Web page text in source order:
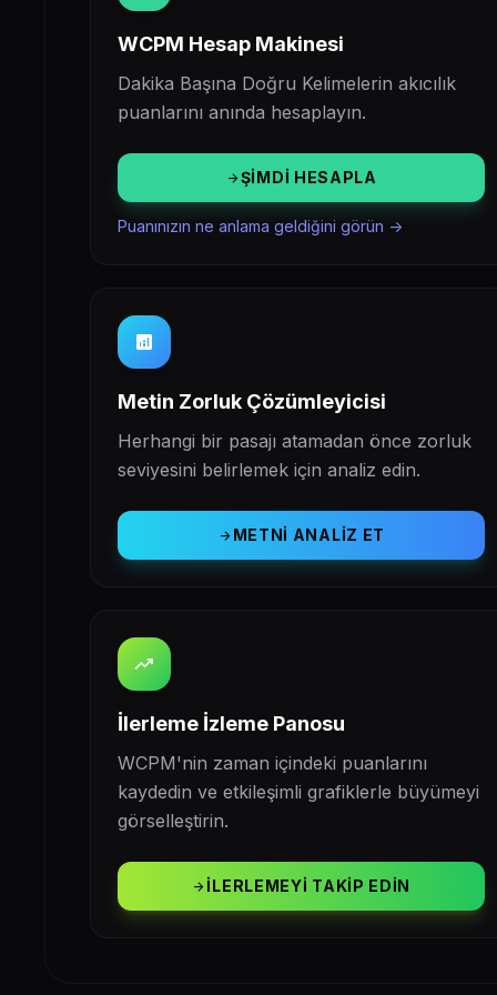
WCPM Hesap Makinesi
Dakika Başına Doğru Kelimelerin akıcılık
puanlarını anında hesaplayın.
arrow_forwardŞIMDI HESAPLA
Puanınızın ne anlama geldiğini görün ->
analytics
Metin Zorluk Çözümleyicisi
Herhangi bir pasajı atamadan önce zorluk
seviyesini belirlemek için analiz edin.
arrow_forwardMETNI ANALIZ ET
trending_up
İlerleme İzleme Panosu
WCPM'nin zaman içindeki puanlarını
kaydedin ve etkileşimli grafiklerle büyümeyi
görselleştirin.
arrow_forwardİLERLEMEYI TAKIP EDIN